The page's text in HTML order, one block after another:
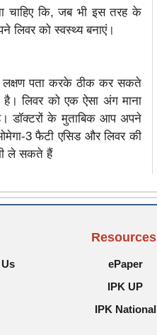
चाहिए कि, जब भी इस तरह के
लिवर को स्वस्थ्य बनाएं।
पता करके ठीक कर सकते
लिवर को एक ऐसा अंग माना
डॉक्टरों के मुताबिक आप अपने
3 फैटी एसिड और लिवर की
ले सकते हैं
Resources
ePaper
IPK UP
IPK National